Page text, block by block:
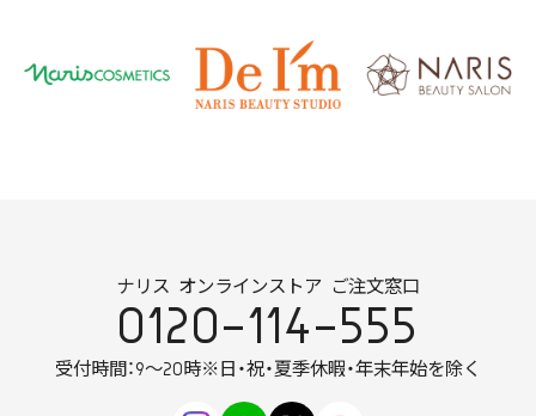
ナリス オンラインストア ご注文窓口
0120-114-555
受付時間：9～20時※日・祝・夏季休暇・年末年始を除く